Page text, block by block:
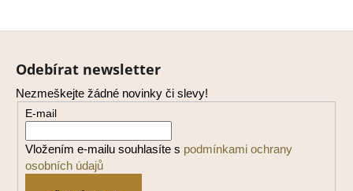
Odebírat newsletter
Nezmeškejte žádné novinky či slevy!
E-mail
Vložením e-mailu souhlasíte s podmínkami ochrany
osobních údajů